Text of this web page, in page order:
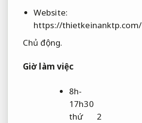
Website:
https://thietkeinanktp.com/
Chủ động.
Giờ làm việc
8h-
17h30
thứ 2